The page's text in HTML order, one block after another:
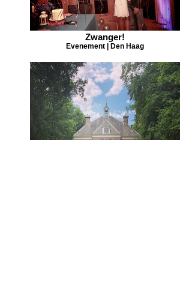
Zwanger!
Evenement | Den Haag